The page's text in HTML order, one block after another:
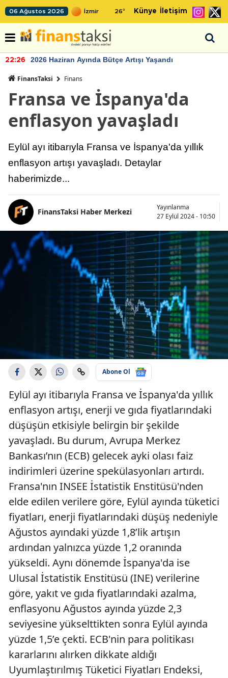
06 Ağustos 2026 26° Künye İletişim
22:26 2026 Haziran Ayında Bütçe Artışı Yaşandı
FinansTaksi Finans
Fransa ve İspanya'da
enflasyon yavaşladı
Eylül ayı itibarıyla Fransa ve İspanya'da yıllık
enflasyon artışı yavaşladı. Detaylar
haberimizde...
FinansTaksi Haber Merkezi
Yayınlanma
27 Eylül 2024 - 10:50
Abone Ol
Eylül ayı itibarıyla Fransa ve İspanya'da yıllık
enflasyon artışı, enerji ve gıda fiyatlarındaki
düşüşün etkisiyle belirgin bir şekilde
yavaşladı. Bu durum, Avrupa Merkez
Bankası’nın (ECB) gelecek ayki olası faiz
indirimleri üzerine spekülasyonları artırdı.
Fransa'nın INSEE İstatistik Enstitüsü'nden
elde edilen verilere göre, Eylül ayında tüketici
fiyatları, enerji fiyatlarındaki düşüş nedeniyle
Ağustos ayındaki yüzde 1,8’lik artışın
ardından yalnızca yüzde 1,2 oranında
yükseldi. Aynı dönemde İspanya'da ise
Ulusal İstatistik Enstitüsü (INE) verilerine
göre, yakıt ve gıda fiyatlarındaki azalma,
enflasyonu Ağustos ayında yüzde 2,3
seviyesine yükselttikten sonra Eylül ayında
yüzde 1,5’e çekti. ECB'nin para politikası
kararlarını alırken dikkate aldığı
Uyumlaştırılmış Tüketici Fiyatları Endeksi,